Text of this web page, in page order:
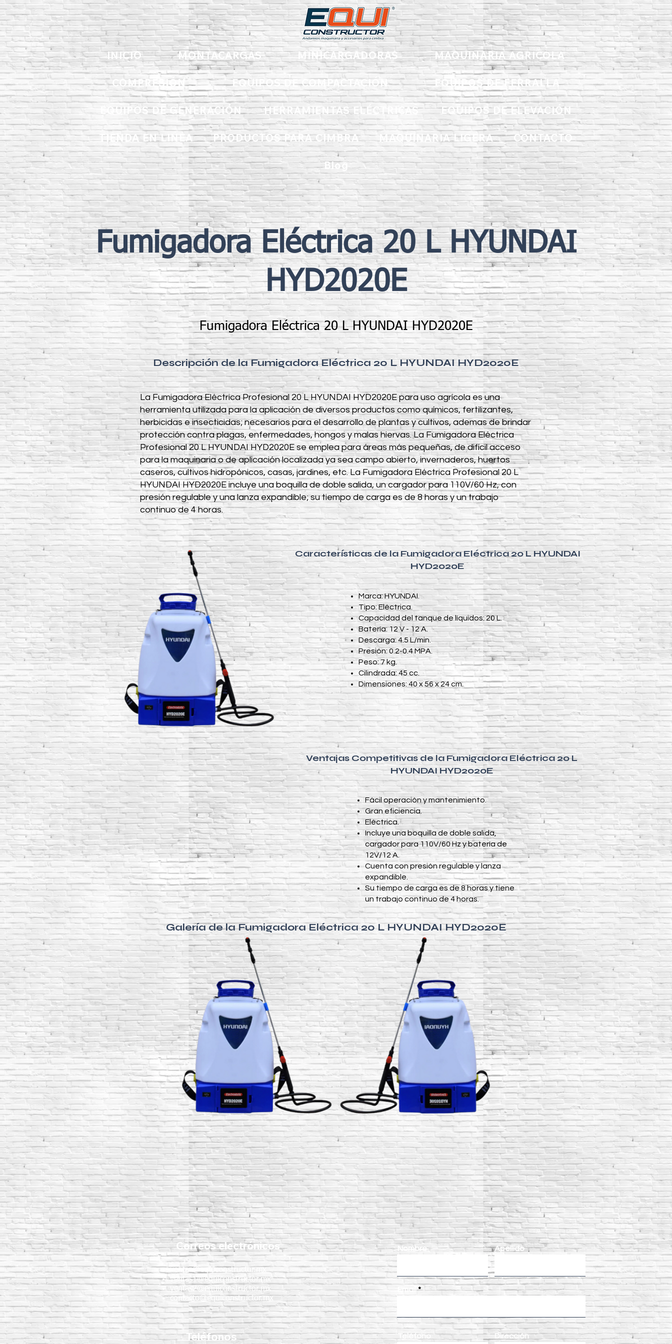
INICIO MONTACARGAS MINICARGADORAS MAQUINARIA AGRICOLA
COMPRESIÓN EQUIPOS DE COMPACTACIÓN EQUIPOS DE FERRALLA
EQUIPOS DE GENERACIÓN HERRAMIENTAS ELÉCTRICAS EQUIPOS DE ELEVACIÓN
TIENDA EN LINEA PRODUCTOS PARA CIMBRA MAQUINARIA LIGERA CONTACTO
Blog
Fumigadora Eléctrica 20 L HYUNDAI
HYD2020E
Fumigadora Eléctrica 20 L HYUNDAI HYD2020E
Descripción de la Fumigadora Eléctrica 20 L HYUNDAI HYD2020E
La Fumigadora Eléctrica Profesional 20 L HYUNDAI HYD2020E para uso agrícola es una
herramienta utilizada para la aplicación de diversos productos como químicos, fertilizantes,
herbicidas e insecticidas; necesarios para el desarrollo de plantas y cultivos, ademas de brindar
protección contra plagas, enfermedades, hongos y malas hiervas. La Fumigadora Eléctrica
Profesional 20 L HYUNDAI HYD2020E se emplea para áreas más pequeñas, de difícil acceso
para la maquinaria o de aplicación localizada ya sea campo abierto, invernaderos, huertos
caseros, cultivos hidropónicos, casas, jardines, etc. La Fumigadora Eléctrica Profesional 20 L
HYUNDAI HYD2020E incluye una boquilla de doble salida, un cargador para 110V/60 Hz, con
presión regulable y una lanza expandible; su tiempo de carga es de 8 horas y un trabajo
continuo de 4 horas.
Características de la Fumigadora Eléctrica 20 L HYUNDAI
HYD2020E
Marca: HYUNDAI.
Tipo: Eléctrica.
Capacidad del tanque de líquidos: 20 L.
Batería: 12 V - 12 A.
Descarga: 4.5 L/min.
Presión: 0.2-0.4 MPA.
Peso: 7 kg.
Cilindrada: 45 cc.
Dimensiones: 40 x 56 x 24 cm.
Ventajas Competitivas de la Fumigadora Eléctrica 20 L
HYUNDAI HYD2020E
Fácil operación y mantenimiento.
Gran eficiencia.
Eléctrica.
Incluye una boquilla de doble salida,
cargador para 110V/60 Hz y batería de
12V/12 A.
Cuenta con presión regulable y lanza
expandible.
Su tiempo de carga es de 8 horas y tiene
un trabajo continuo de 4 horas.
Galería de la Fumigadora Eléctrica 20 L HYUNDAI HYD2020E
Correos electrónicos
ventas@equiconstructor.mx
ventas1@equiconstructor.mx
ventas2@equiconstructor.mx
contacto@equiconstructor.mx
Teléfonos
Nombre Apellido
Email
Teléfono Dirección